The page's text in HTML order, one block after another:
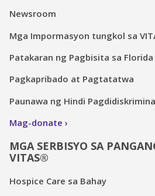
Newsroom
Mga Impormasyon tungkol sa
Patakaran ng Pagbisita sa Florida
Pagkapribado at Pagtatatwa
Paunawa ng Hindi Pagdidiskrimina
Mag-donate
MGA SERBISYO SA
VITAS®
Hospice Care sa Bahay